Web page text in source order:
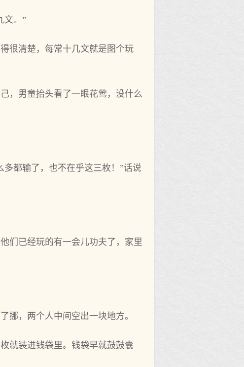
文。”
很清楚，每常十几文就是图个玩
，男童抬头看了一眼花莺，没什么
都输了，也不在乎这三枚！”话说
们已经玩的有一会儿功夫了，家里
挪，两个人中间空出一块地方。
就装进钱袋里。钱袋早就鼓鼓囊